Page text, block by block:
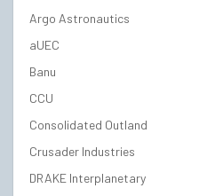
Argo Astronautics
aUEC
Banu
CCU
Consolidated Outland
Crusader Industries
DRAKE Interplanetary